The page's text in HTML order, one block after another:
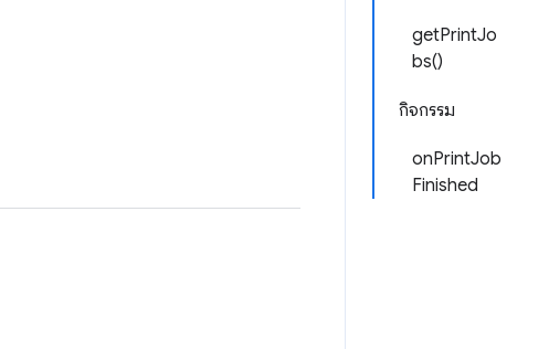
getPrintJo
bs()
กิจกรรม
onPrintJob
Finished